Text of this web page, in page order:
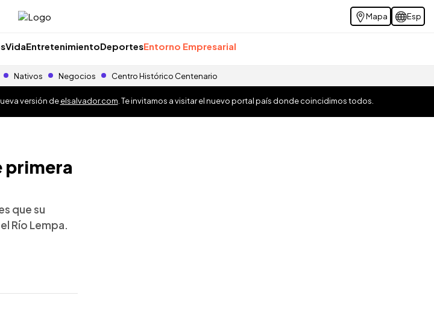
Mapa Esp
VidaEntretenimientoDeportesEntorno Empresarial
Nativos Negocios Centro Histórico Centenario
versión deelsalvador.com . Te invitamos a visitar el nuevo portal país donde coincidimos todos.
primera
que su
Río Lempa.